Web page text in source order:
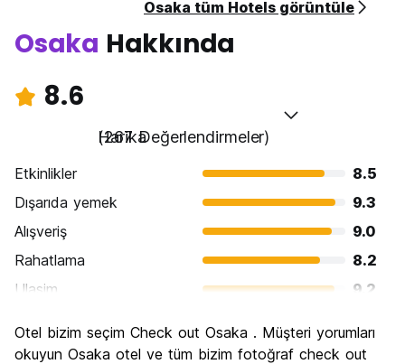
Osaka tüm Hotels görüntüle
Osaka Hakkında
8.6
Harika
(267 Değerlendirmeler)
Etkinlikler
8.5
Dışarıda yemek
9.3
Alışveriş
9.0
Rahatlama
8.2
Ulasim
9.2
Kültür
8.4
Otel bizim seçim Check out Osaka . Müşteri yorumları
okuyun Osaka otel ve tüm bizim fotoğraf check out